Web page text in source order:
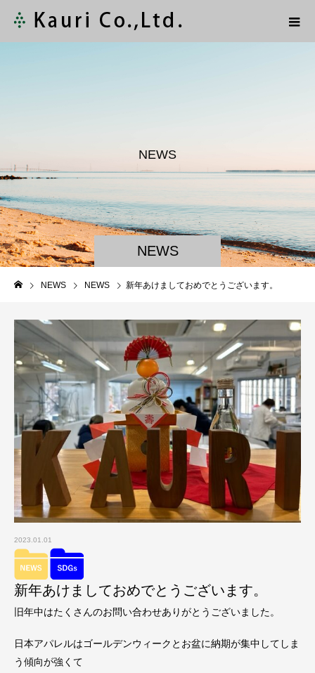
NEWS
NEWS
NEWS NEWS 新年あけましておめでとうございます。
2023.01.01
新年あけましておめでとうございます。
旧年中はたくさんのお問い合わせありがとうございました。
日本アパレルはゴールデンウィークとお盆に納期が集中してしま
う傾向が強くて